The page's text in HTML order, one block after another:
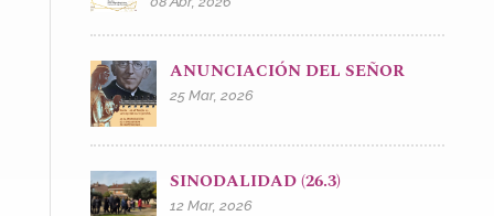
ANUNCIACIÓN DEL SEÑOR
25 Mar, 2026
SINODALIDAD (26.3)
12 Mar, 2026